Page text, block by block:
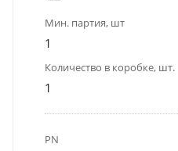
Мин. партия, шт
1
Количество в коробке, шт.
1
PN